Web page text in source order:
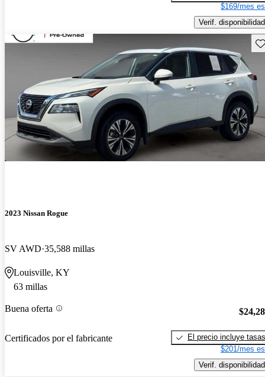
$169/mes
Verif. disponibilidad
2023 Nissan Rogue
SV AWD 35,588 millas
Louisville, KY
63 millas
Buena oferta
Certificados por el fabricante
El precio incluye tasas
$201/mes
Verif. disponibilidad